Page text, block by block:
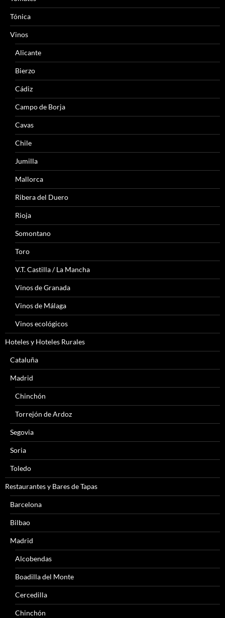
Tónica
Vinos
Alicante
Bierzo
Cádiz
Campo de Borja
Cavas
Chile
Jumilla
Mallorca
Ribera del Duero
Rioja
Somontano
Toro
V.T. Castilla / La Mancha
Vinos de Granada
Vinos de Málaga
Vinos ecológicos
Hoteles y Hoteles Rurales
Cataluña
Madrid
Chinchón
Torrejón de Ardoz
Segovia
Soria
Toledo
Restaurantes y Bares de Tapas
Barcelona
Bilbao
Madrid
Alcobendas
Boadilla del Monte
Cercedilla
Chinchón